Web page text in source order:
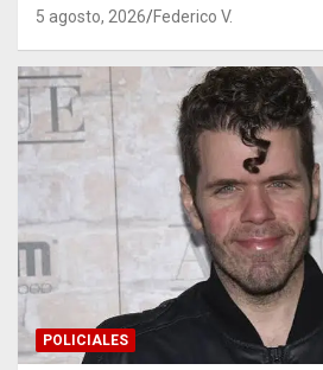
5 agosto, 2026 Federico V.
POLICIALES